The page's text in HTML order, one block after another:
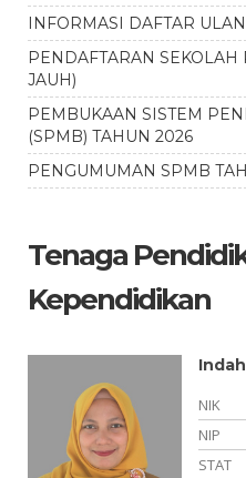
INFORMASI DAFTAR
PENDAFTARAN
JAUH)
PEMBUKAAN SISTEM
(SPMB) TAHUN 2026
PENGUMUMAN SPMB
Tenaga
Kependidikan
NIK
NIP
STAT